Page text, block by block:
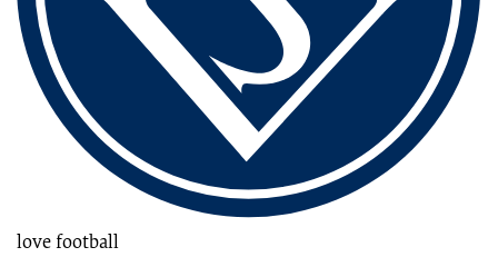
love football